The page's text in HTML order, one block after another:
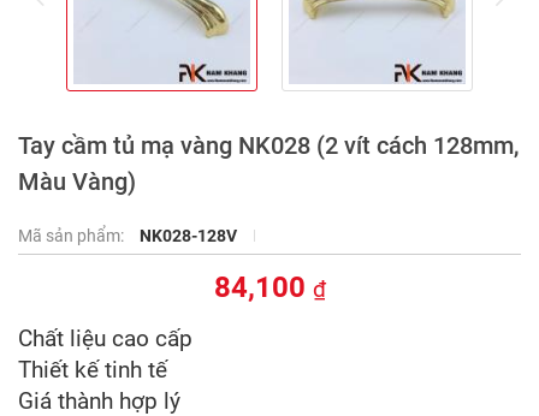
Tay cầm tủ mạ vàng NK028 (2 vít cách 128mm,
Màu Vàng)
Mã sản phẩm: NK028-128V
84,100 ₫
Chất liệu cao cấp
Thiết kế tinh tế
Giá thành hợp lý